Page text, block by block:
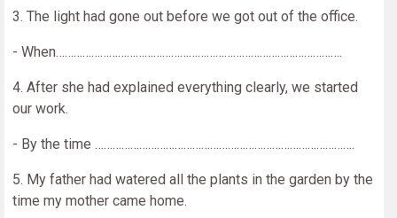
3. The light had gone out before we got out of the office.
- When…………………………………………………………………………………….
4. After she had explained everything clearly, we started
our work.
- By the time …………………………………………………………………………….
5. My father had watered all the plants in the garden by the
time my mother came home.